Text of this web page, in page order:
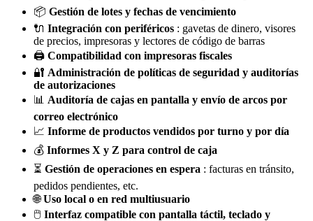
📦 Gestión de lotes y fechas de vencimiento
🔌 Integración con periféricos : gavetas de dinero, visores
de precios, impresoras y lectores de código de barras
🖨️ Compatibilidad con impresoras fiscales
🔐 Administración de políticas de seguridad y auditorías
de autorizaciones
📊 Auditoría de cajas en pantalla y envío de arcos por
correo electrónico
📈 Informe de productos vendidos por turno y por día
💰 Informes X y Z para control de caja
⏳ Gestión de operaciones en espera : facturas en tránsito,
pedidos pendientes, etc.
🌐Uso local o en red multiusuario
🖱️ Interfaz compatible con pantalla táctil, teclado y